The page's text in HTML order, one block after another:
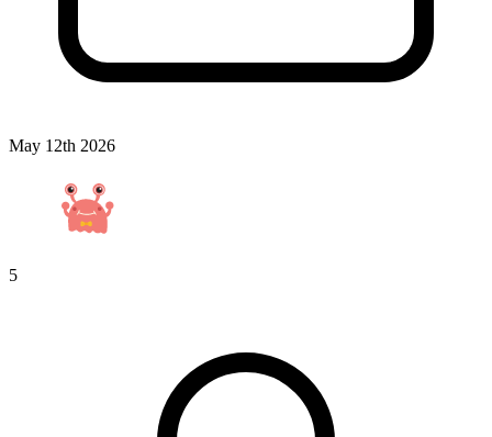
May 12th 2026
5